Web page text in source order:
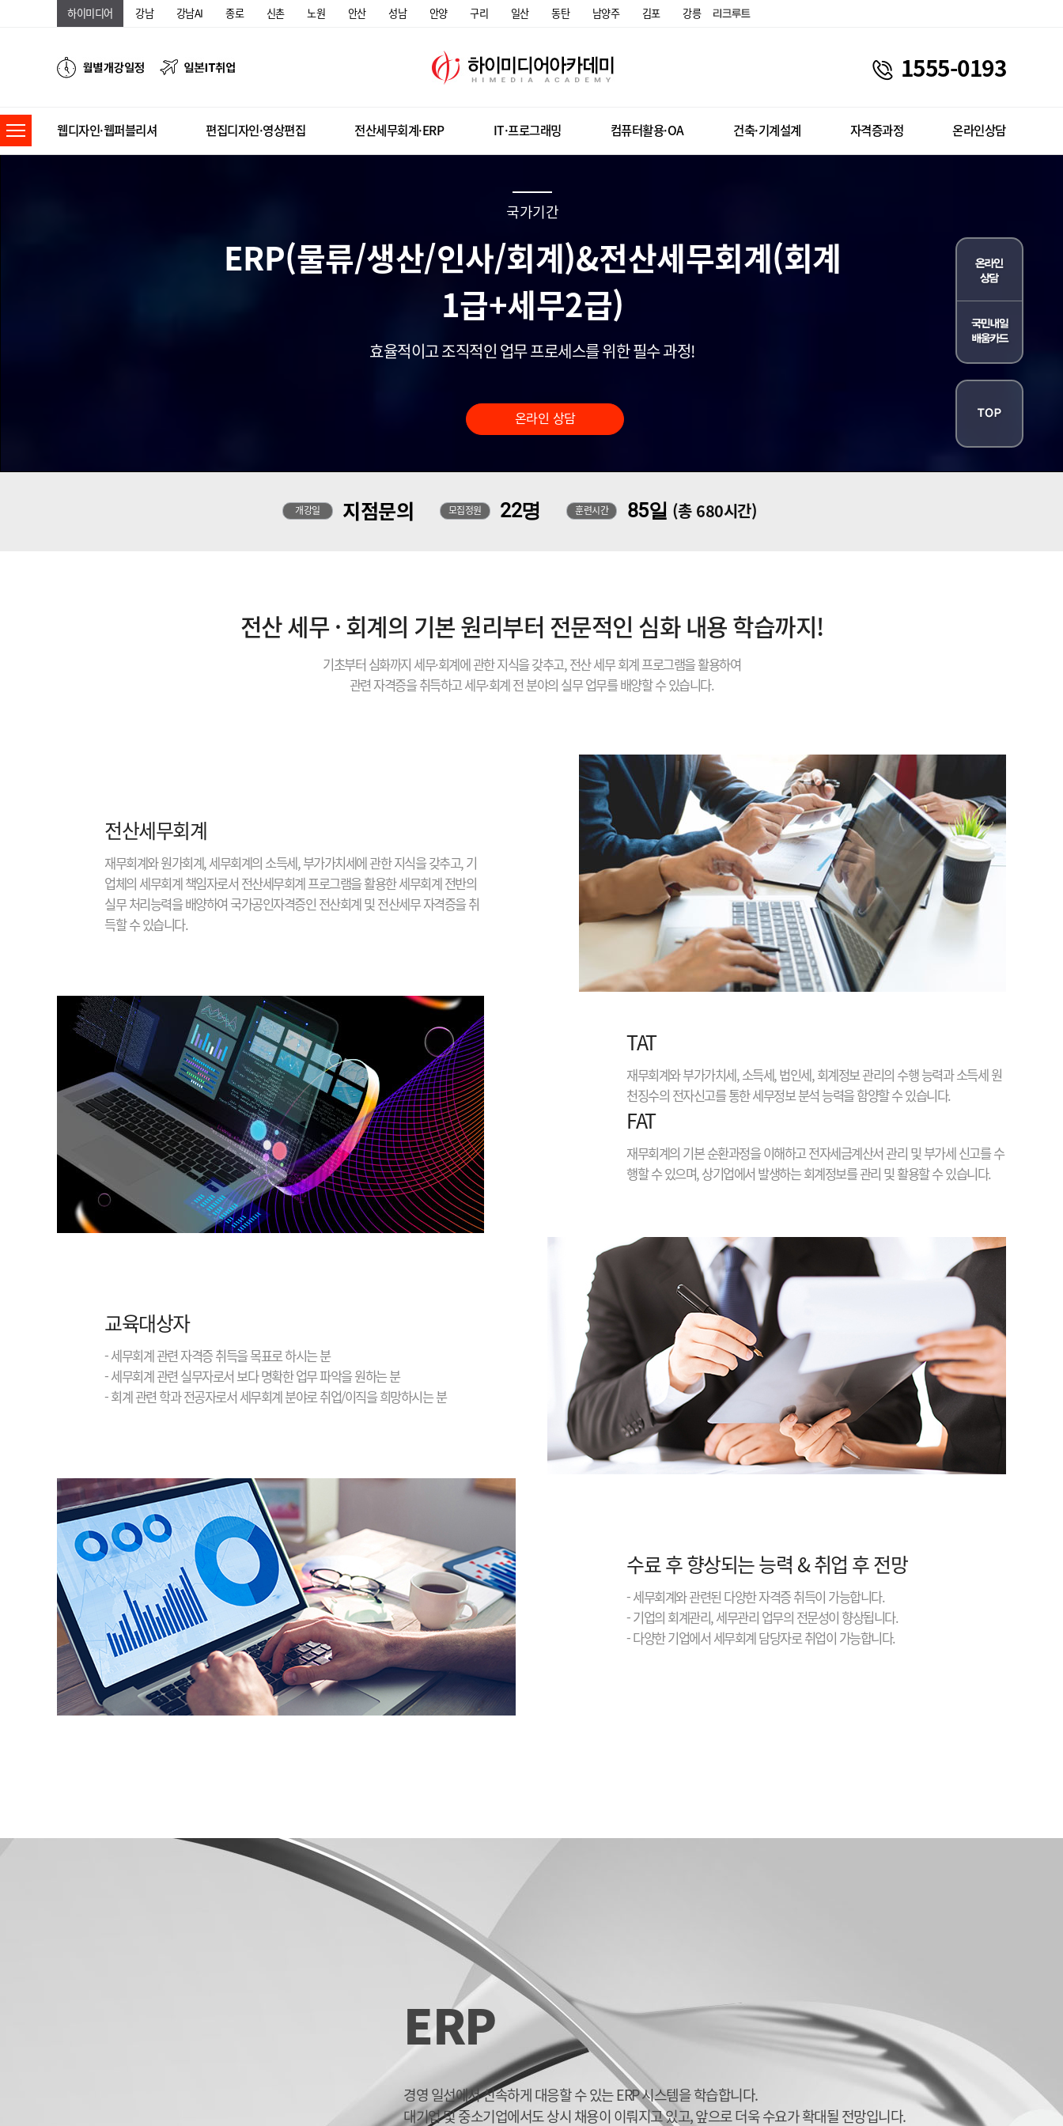
하이미디어 강남 강남AI 종로 신촌 노원 안산 성남 안양 구리 일산 동탄 남양주 김포 강릉
1555-0193
웹디자인·웹퍼블리셔 편집디자인·영상편집 전산세무회계·ERP IT·프로그래밍 컴퓨터활용·OA 건축·기계설계 자격증과정 온라인상담
국가기간
ERP(물류/생산/인사/회계)&전산세무회계(회계
1급+세무2급)
효율적이고 조직적인 업무 프로세스를 위한 필수 과정!
온라인 상담
개강일 지점문의 모집정원 22명 훈련시간 85일 (총 680시간)
전산 세무 · 회계의 기본 원리부터 전문적인 심화 내용 학습까지!
기초부터 심화까지 세무·회계에 관한 지식을 갖추고, 전산 세무 회계 프로그램을 활용하여
관련 자격증을 취득하고 세무·회계 전 분야의 실무 업무를 배양할 수 있습니다.
전산세무회계
재무회계와 원가회계, 세무회계의 소득세, 부가가치세에 관한 지식을 갖추고, 기
업체의 세무회계 책임자로서 전산세무회계 프로그램을 활용한 세무회계 전반의
실무 처리능력을 배양하여 국가공인자격증인 전산회계 및 전산세무 자격증을 취
득할 수 있습니다.
TAT
재무회계와 부가가치세, 소득세, 법인세, 회계정보 관리의 수행 능력과 소득세 원
천징수의 전자신고를 통한 세무정보 분석 능력을 함양할 수 있습니다.
FAT
재무회계의 기본 순환과정을 이해하고 전자세금계산서 관리 및 부가세 신고를 수
행할 수 있으며, 상기업에서 발생하는 회계정보를 관리 및 활용할 수 있습니다.
교육대상자
- 세무회계 관련 자격증 취득을 목표로 하시는 분
- 세무회계 관련 실무자로서 보다 명확한 업무 파악을 원하는 분
- 회계 관련 학과 전공자로서 세무회계 분야로 취업/이직을 희망하시는 분
수료 후 향상되는 능력 & 취업 후 전망
- 세무회계와 관련된 다양한 자격증 취득이 가능합니다.
- 기업의 회계관리, 세무관리 업무의 전문성이 향상됩니다.
- 다양한 기업에서 세무회계 담당자로 취업이 가능합니다.
ERP
경영 일선에서 신속하게 대응할 수 있는 ERP 시스템을 학습합니다.
대기업 및 중소기업에서도 상시 채용이 이뤄지고 있고, 앞으로 더욱 수요가 확대될 전망입니다.